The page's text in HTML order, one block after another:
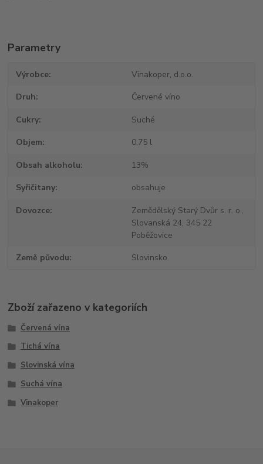
Parametry
Výrobce Vinakoper, d.o.o.
Druh Červené víno
Cukry Suché
Objem 0,75 l
Obsah alkoholu 13%
Syřičitany obsahuje
Dovozce
Zemědělský Starý Dvůr s. r. o.,
Slovanská 24, 345 22
Poběžovice
Země původu Slovinsko
Zboží zařazeno v kategoriích
Červená vína
Tichá vína
Slovinská vína
Suchá vína
Vinakoper